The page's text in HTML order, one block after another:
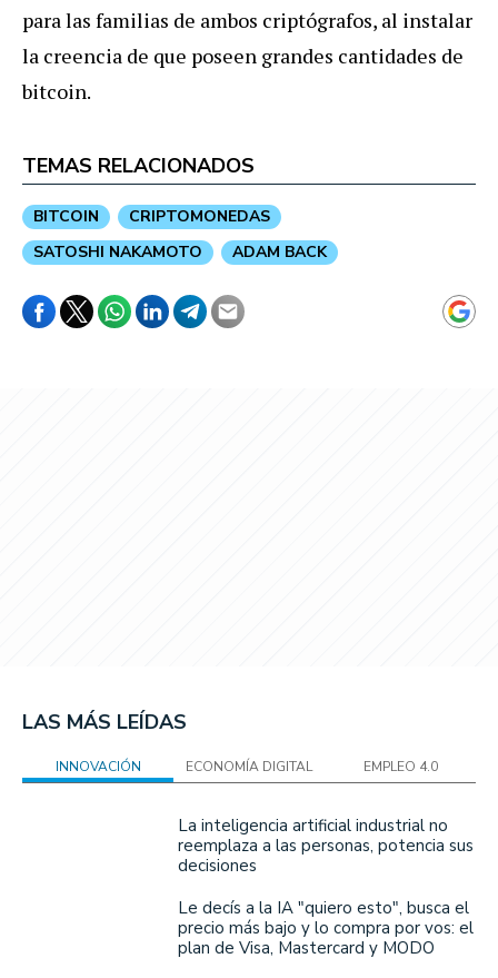
para las familias de ambos criptógrafos, al instalar
la creencia de que poseen grandes cantidades de
bitcoin.
TEMAS RELACIONADOS
BITCOIN
CRIPTOMONEDAS
SATOSHI NAKAMOTO
ADAM BACK
LAS MÁS LEÍDAS
INNOVACIÓN ECONOMÍA DIGITAL EMPLEO 4.0
La inteligencia artificial industrial no
reemplaza a las personas, potencia sus
decisiones
Le decís a la IA "quiero esto", busca el
precio más bajo y lo compra por vos: el
plan de Visa, Mastercard y MODO